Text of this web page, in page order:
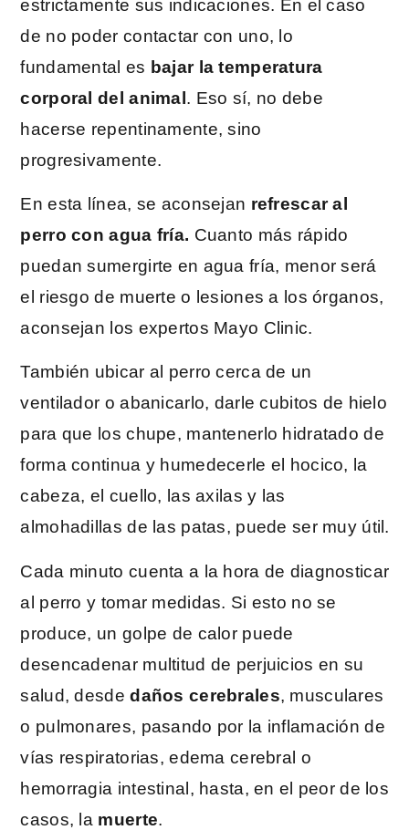
estrictamente sus indicaciones. En el caso
de no poder contactar con uno, lo
fundamental es bajar la temperatura
corporal del animal. Eso sí, no debe
hacerse repentinamente, sino
progresivamente.
En esta línea, se aconsejan refrescar al
perro con agua fría. Cuanto más rápido
puedan sumergirte en agua fría, menor será
el riesgo de muerte o lesiones a los órganos,
aconsejan los expertos Mayo Clinic.
También ubicar al perro cerca de un
ventilador o abanicarlo, darle cubitos de hielo
para que los chupe, mantenerlo hidratado de
forma continua y humedecerle el hocico, la
cabeza, el cuello, las axilas y las
almohadillas de las patas, puede ser muy útil.
Cada minuto cuenta a la hora de diagnosticar
al perro y tomar medidas. Si esto no se
produce, un golpe de calor puede
desencadenar multitud de perjuicios en su
salud, desdedaños cerebrales, musculares
o pulmonares, pasando por la inflamación de
vías respiratorias, edema cerebral o
hemorragia intestinal, hasta, en el peor de los
casos, la muerte.